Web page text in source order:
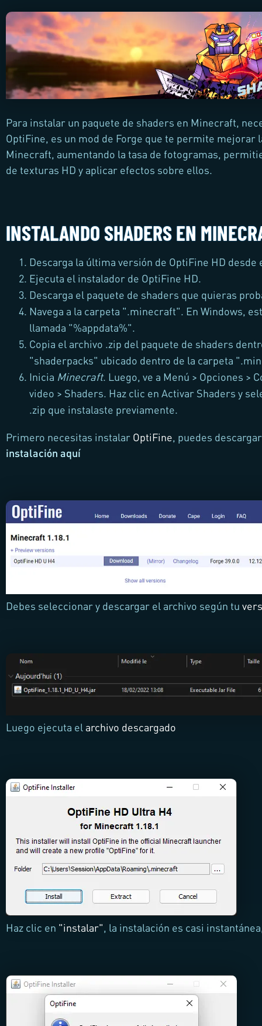
Para instalar un paquete de shaders en Minecraft,
OptiFine, es un mod de Forge que te permite mejorar
Minecraft, aumentando la tasa de fotogramas,
de texturas HD y aplicar efectos sobre ellos.
INSTALANDO SHADERS EN
Descarga la última versión de OptiFine HD
Ejecuta el instalador de OptiFine HD.
Descarga el paquete de shaders que quieras
Navega a la carpeta ".minecraft". En Windows,
llamada "%appdata%".
Copia el archivo .zip del paquete de shaders
"shaderpacks" ubicado dentro de la carpeta
Inicia Minecraft. Luego, ve a Menú > Opciones >
video > Shaders. Haz clic en Activar Shaders y
.zip que instalaste previamente.
Primero necesitas instalar OptiFine, puedes
instalación aquí
Debes seleccionar y descargar el archivo según tu
Luego ejecuta el archivo descargado
Haz clic en "instalar", la instalación es casi